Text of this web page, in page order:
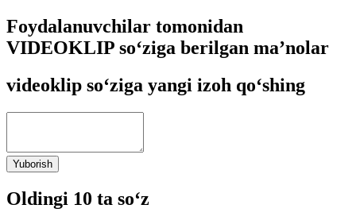
Foydalanuvchilar tomonidan
VIDEOKLIP so‘ziga berilgan ma’nolar
videoklip so‘ziga yangi izoh qo‘shing
Yuborish
Oldingi 10 ta so‘z